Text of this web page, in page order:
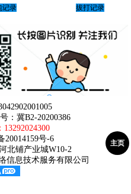
记录 拔打记录
：冀B2-20200386
13292024300
20014159号-6
北铺产业城W10-2
信息技术服务有限公司
主页